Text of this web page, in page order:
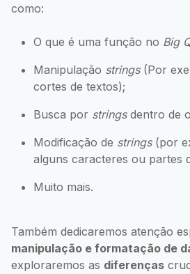
como:
O que é uma função no Big
Manipulação strings(Por
cortes de textos);
Busca por stringsdentro de
Modificação de strings(por
alguns caracteres ou partes
Muito mais.
Também dedicaremos atenção
manipulação e formatação de
exploraremos as diferenças